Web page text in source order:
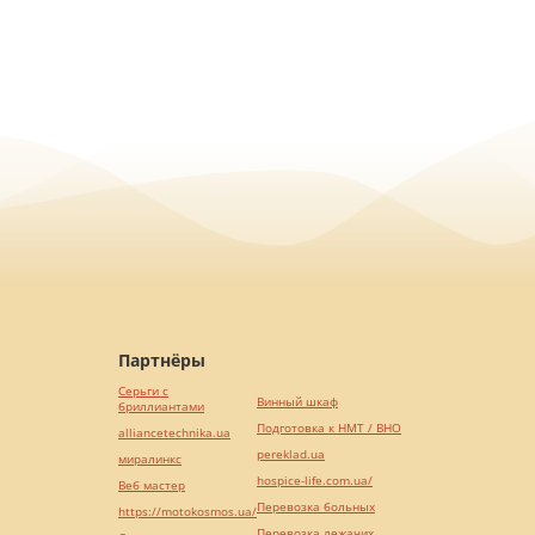
Партнёры
Серьги с
бриллиантами
alliancetechnika.ua
миралинкс
Веб мастер
https://motokosmos.ua/
Винный шкаф
Подготовка к НМТ / ВНО
pereklad.ua
hospice-life.com.ua/
Перевозка больных